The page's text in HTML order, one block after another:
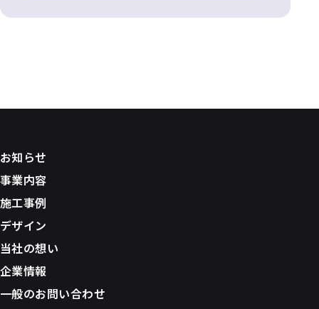
お知らせ
事業内容
施工事例
デザイン
当社の想い
企業情報
一般のお問い合わせ